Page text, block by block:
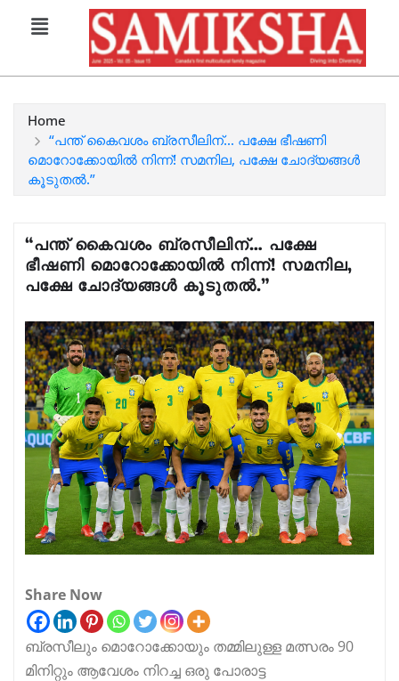
Home
“പന്ത് കൈവശം ബ്രസീലിന്… പക്ഷേ ഭീഷണി
മൊറോക്കോയിൽ നിന്ന്! സമനില, പക്ഷേ ചോദ്യങ്ങൾ
കൂടുതൽ.”
“പന്ത് കൈവശം ബ്രസീലിന്… പക്ഷേ
ഭീഷണി മൊറോക്കോയിൽ നിന്ന്! സമനില,
പക്ഷേ ചോദ്യങ്ങൾ കൂടുതൽ.”
Share Now
ബ്രസീലും മൊറോക്കോയും തമ്മിലുള്ള മത്സരം 90
മിനിറ്റും ആവേശം നിറച്ച ഒരു പോരാട്ട